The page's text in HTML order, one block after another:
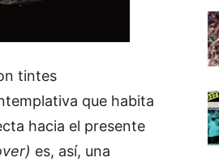
tintes
que habita
hacia el presente
es, así, una